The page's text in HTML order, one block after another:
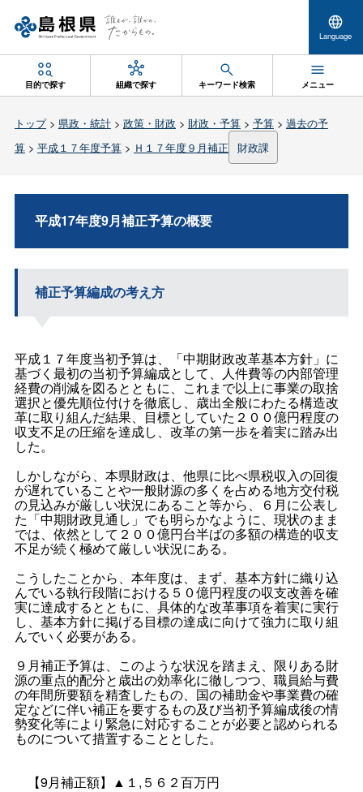
Language
目的で探す 組織で探す キーワード検索 メニュー
トップ> 県政・統計> 政策・財政 > 財政・予算> 予算> 過去の予
算> 平成１７年度予算> Ｈ１７年度９月補正 財政課
平成17年度9月補正予算の概要
補正予算編成の考え方
平成１７年度当初予算は、「中期財政改革基本方針」に
基づく最初の当初予算編成として、人件費等の内部管理
経費の削減を図るとともに、これまで以上に事業の取捨
選択と優先順位付けを徹底し、歳出全般にわたる構造改
革に取り組んだ結果、目標としていた２００億円程度の
収支不足の圧縮を達成し、改革の第一歩を着実に踏み出
した。
しかしながら、本県財政は、他県に比べ県税収入の回復
が遅れていることや一般財源の多くを占める地方交付税
の見込みが厳しい状況にあること等から、６月に公表し
た「中期財政見通し」でも明らかなように、現状のまま
では、依然として２００億円台半ばの多額の構造的収支
不足が続く極めて厳しい状況にある。
こうしたことから、本年度は、まず、基本方針に織り込
んでいる執行段階における５０億円程度の収支改善を確
実に達成するとともに、具体的な改革事項を着実に実行
し、基本方針に掲げる目標の達成に向けて強力に取り組
んでいく必要がある。
９月補正予算は、このような状況を踏まえ、限りある財
源の重点的配分と歳出の効率化に徹しつつ、職員給与費
の年間所要額を精査したもの、国の補助金や事業費の確
定などに伴い補正を要するもの及び当初予算編成後の情
勢変化等により緊急に対応することが必要と認められる
ものについて措置することとした。
【9月補正額】▲１,５６２百万円